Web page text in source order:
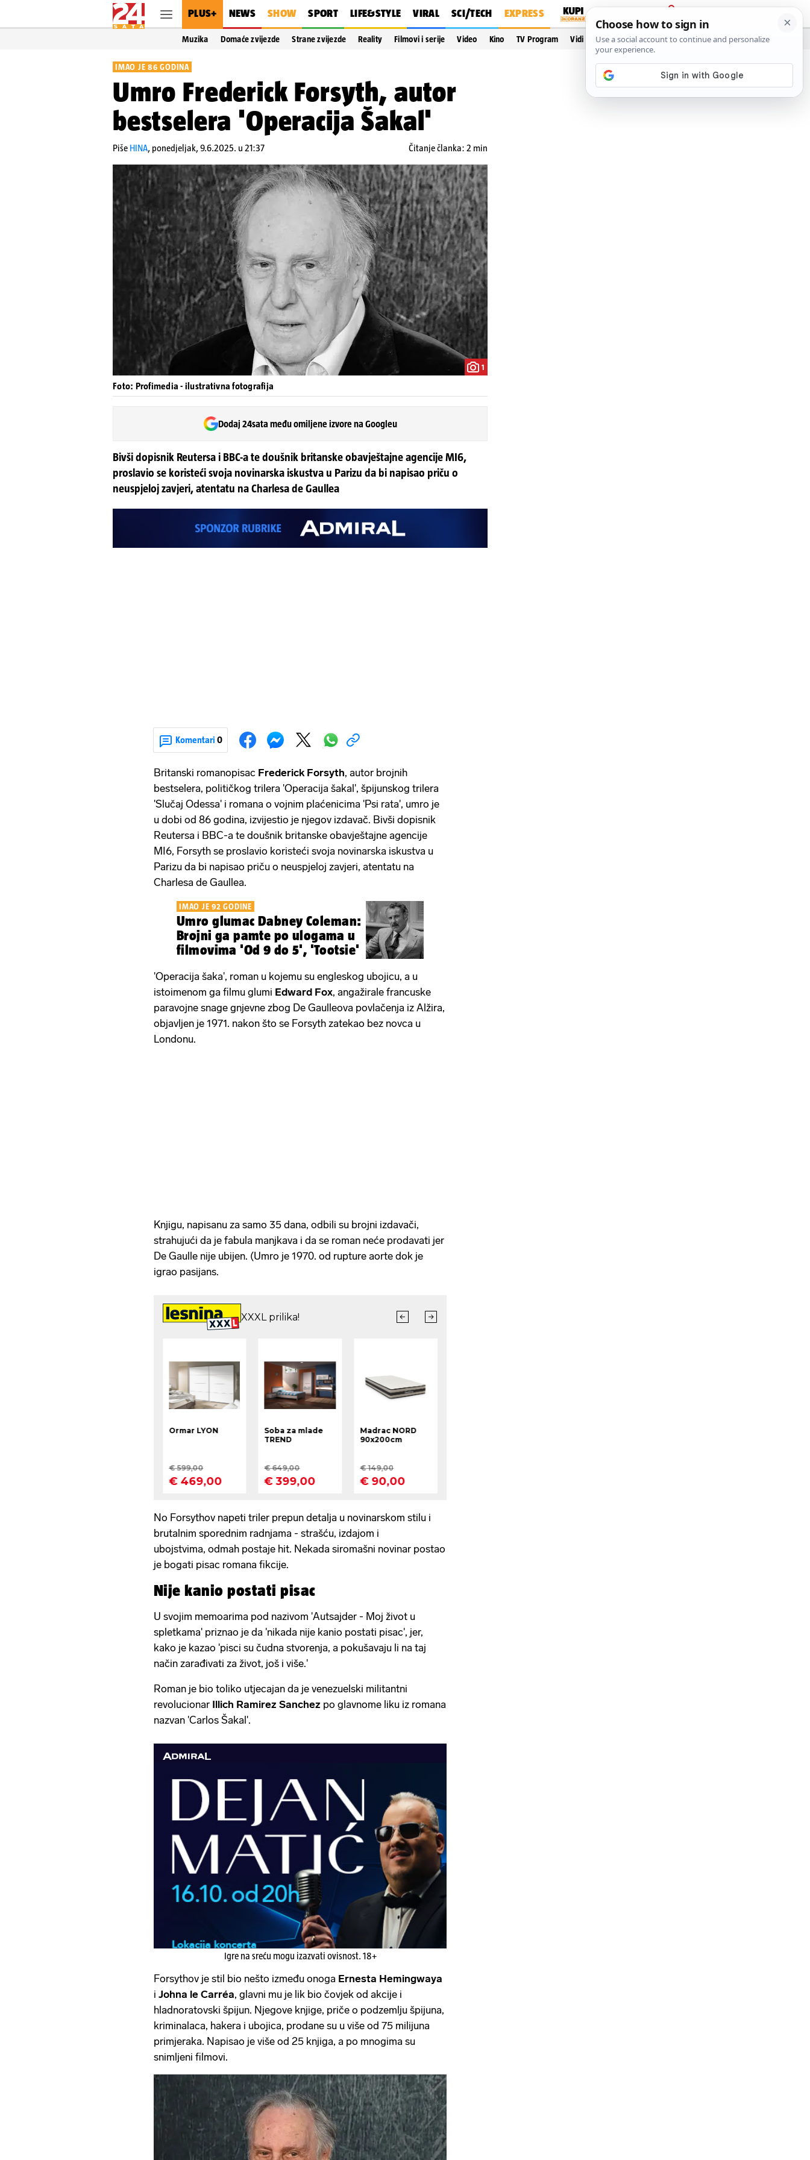
PLUS+ NEWS SHOW SPORT LIFE&STYLE VIRAL SCI/TECH EXPRESS
PRIJAVA
Muzika Domaće zvijezde Strane zvijezde Reality Filmovi i serije Video Kino TV Program Vidi još…
IMAO JE 86 GODINA
Umro Frederick Forsyth, autor
bestselera 'Operacija Šakal'
Piše HINA, ponedjeljak, 9.6.2025. u 21:37 Čitanje članka: 2 min
1
Foto: Profimedia - ilustrativna fotografija
Dodaj 24sata među omiljene izvore na Googleu
Bivši dopisnik Reutersa i BBC-a te doušnik britanske obavještajne agencije MI6,
proslavio se koristeći svoja novinarska iskustva u Parizu da bi napisao priču o
neuspjeloj zavjeri, atentatu na Charlesa de Gaullea
Komentari 0
Britanski romanopisac Frederick Forsyth, autor brojnih
bestselera, političkog trilera 'Operacija šakal', špijunskog trilera
'Slučaj Odessa' i romana o vojnim plaćenicima 'Psi rata', umro je
u dobi od 86 godina, izvijestio je njegov izdavač. Bivši dopisnik
Reutersa i BBC-a te doušnik britanske obavještajne agencije
MI6, Forsyth se proslavio koristeći svoja novinarska iskustva u
Parizu da bi napisao priču o neuspjeloj zavjeri, atentatu na
Charlesa de Gaullea.
IMAO JE 92 GODINE
Umro glumac Dabney Coleman:
Brojni ga pamte po ulogama u
filmovima 'Od 9 do 5', 'Tootsie'
'Operacija šaka', roman u kojemu su engleskog ubojicu, a u
istoimenom ga filmu glumi Edward Fox, angažirale francuske
paravojne snage gnjevne zbog De Gaulleova povlačenja iz Alžira,
objavljen je 1971. nakon što se Forsyth zatekao bez novca u
Londonu.
Knjigu, napisanu za samo 35 dana, odbili su brojni izdavači,
strahujući da je fabula manjkava i da se roman neće prodavati jer
De Gaulle nije ubijen. (Umro je 1970. od rupture aorte dok je
igrao pasijans.
No Forsythov napeti triler prepun detalja u novinarskom stilu i
brutalnim sporednim radnjama - strašću, izdajom i
ubojstvima, odmah postaje hit. Nekada siromašni novinar postao
je bogati pisac romana fikcije.
Nije kanio postati pisac
U svojim memoarima pod nazivom 'Autsajder - Moj život u
spletkama' priznao je da 'nikada nije kanio postati pisac', jer,
kako je kazao 'pisci su čudna stvorenja, a pokušavaju li na taj
način zarađivati za život, još i više.'
Roman je bio toliko utjecajan da je venezuelski militantni
revolucionar Illich Ramirez Sanchez po glavnome liku iz romana
nazvan 'Carlos Šakal'.
Igre na sreću mogu izazvati ovisnost. 18+
Forsythov je stil bio nešto između onoga Ernesta Hemingwaya
i Johna le Carréa, glavni mu je lik bio čovjek od akcije i
hladnoratovski špijun. Njegove knjige, priče o podzemlju špijuna,
kriminalaca, hakera i ubojica, prodane su u više od 75 milijuna
primjeraka. Napisao je više od 25 knjiga, a po mnogima su
snimljeni filmovi.